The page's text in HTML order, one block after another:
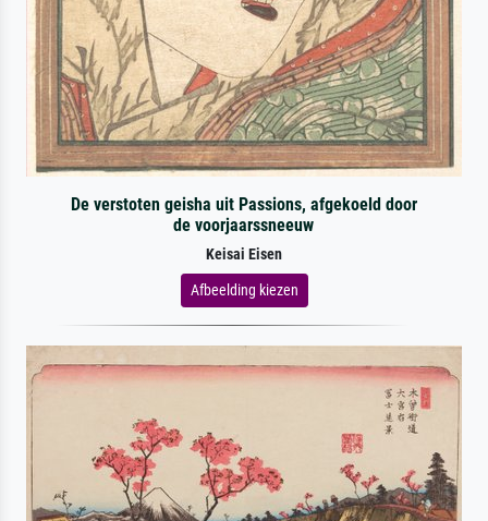
De verstoten geisha uit Passions, afgekoeld door
de voorjaarssneeuw
Keisai Eisen
Afbeelding kiezen